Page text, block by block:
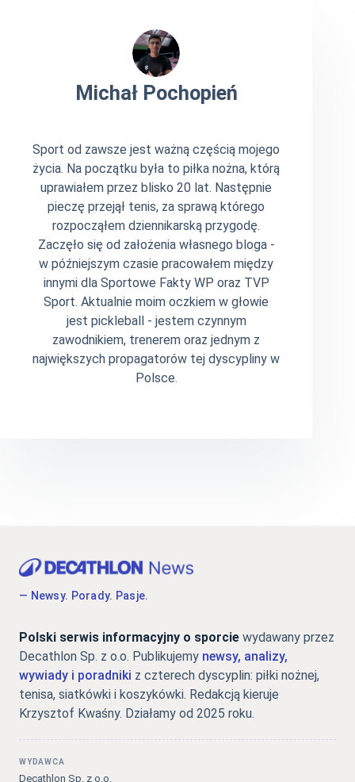
Michał Pochopień
Sport od zawsze jest ważną częścią mojego
życia. Na początku była to piłka nożna, którą
uprawiałem przez blisko 20 lat. Następnie
pieczę przejął tenis, za sprawą którego
rozpocząłem dziennikarską przygodę.
Zaczęło się od założenia własnego bloga -
w późniejszym czasie pracowałem między
innymi dla Sportowe Fakty WP oraz TVP
Sport. Aktualnie moim oczkiem w głowie
jest pickleball - jestem czynnym
zawodnikiem, trenerem oraz jednym z
największych propagatorów tej dyscypliny w
Polsce.
— Newsy. Porady. Pasje.
Polski serwis informacyjny o sporcie wydawany przez
Decathlon Sp. z o.o. Publikujemy newsy, analizy,
wywiady i poradniki z czterech dyscyplin: piłki nożnej,
tenisa, siatkówki i koszykówki. Redakcją kieruje
Krzysztof Kwaśny. Działamy od 2025 roku.
WYDAWCA
Decathlon Sp. z o.o.